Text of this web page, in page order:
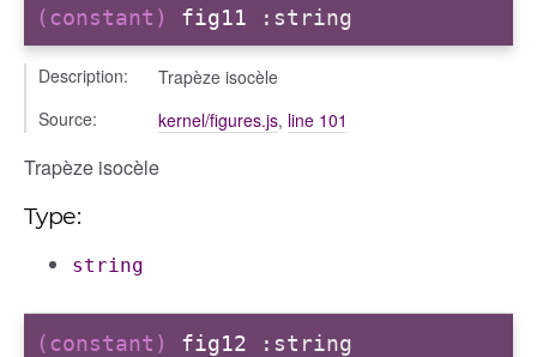
(constant) fig11 :string
Description:
Trapèze isocèle
Source:
kernel/figures.js, line 101
Trapèze isocèle
Type:
string
(constant) fig12 :string